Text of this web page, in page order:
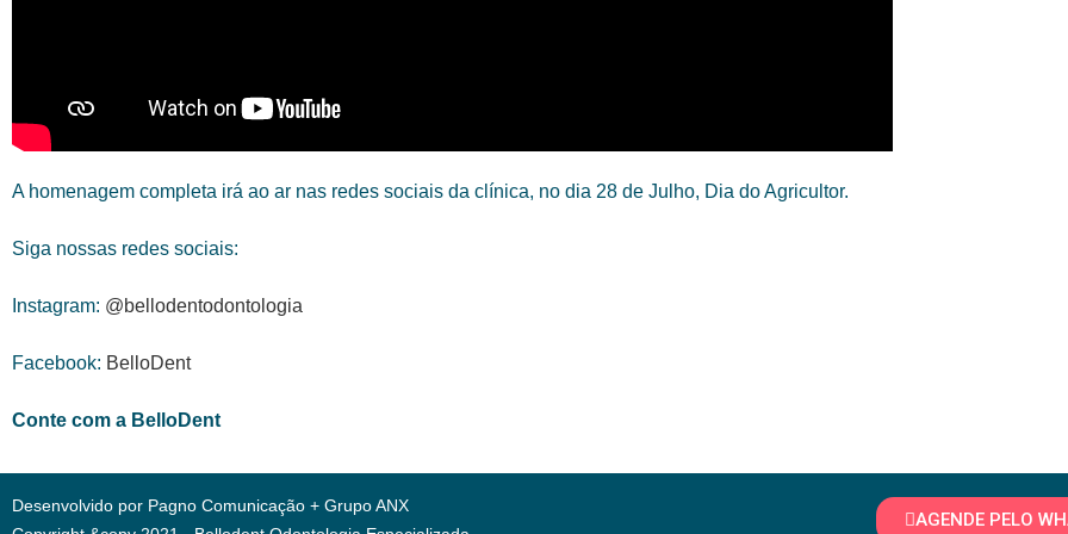
A homenagem completa irá ao ar nas redes sociais da clínica, no dia 28 de Julho, Dia do Agricultor.
Siga nossas redes sociais:
Instagram: @bellodentodontologia
Facebook: BelloDent
Conte com a BelloDent
Desenvolvido por Pagno Comunicação + Grupo ANX
AGENDE PELO